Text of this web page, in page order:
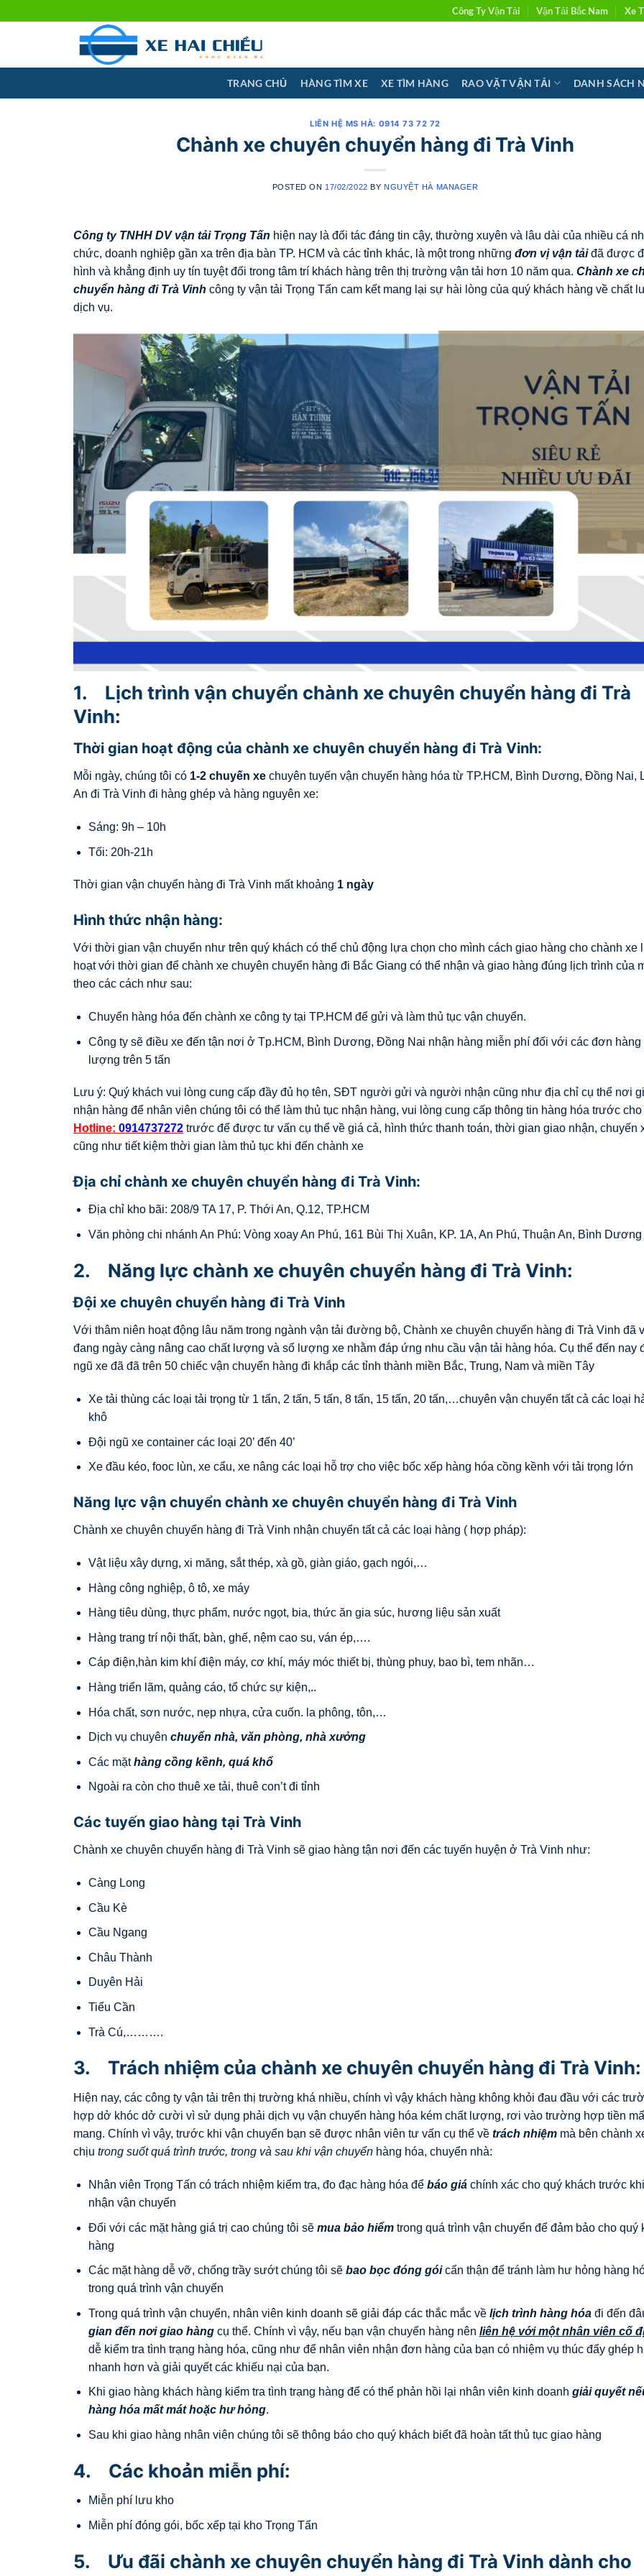
Công Ty Vận Tải Vận Tải Bắc Nam Xe
TRANG CHỦ HÀNG TÌM XE XE TÌM HÀNG RAO VẶT VẬN TẢI DANH SÁCH
LIÊN HỆ MS HÀ: 0914 73 72 72
Chành xe chuyên chuyển hàng đi Trà Vinh
POSTED ON 17/02/2022 BY NGUYỆT HÀ MANAGER
Công ty TNHH DV vận tải Trọng Tấn hiện nay là đối tác đáng tin cậy, thường xuyên và lâu dài của nhiều cá
chức, doanh nghiệp gần xa trên địa bàn TP. HCM và các tỉnh khác, là một trong những đơn vị vận tảiđã được
hình và khẳng định uy tín tuyệt đối trong tâm trí khách hàng trên thị trường vận tải hơn 10 năm qua. Chành xe
chuyển hàng đi Trà Vinh công ty vận tải Trọng Tấn cam kết mang lại sự hài lòng của quý khách hàng về chất
dịch vụ.
1. Lịch trình vận chuyển chành xe chuyên chuyển hàng đi Trà
Vinh:
Thời gian hoạt động của chành xe chuyên chuyển hàng đi Trà Vinh:
Mỗi ngày, chúng tôi có 1-2 chuyến xe chuyên tuyến vận chuyển hàng hóa từ TP.HCM, Bình Dương, Đồng Nai,
An đi Trà Vinh đi hàng ghép và hàng nguyên xe:
Sáng: 9h – 10h
Tối: 20h-21h
Thời gian vận chuyển hàng đi Trà Vinh mất khoảng 1 ngày
Hình thức nhận hàng:
Với thời gian vận chuyển như trên quý khách có thể chủ động lựa chọn cho mình cách giao hàng cho chành xe
hoạt với thời gian để chành xe chuyên chuyển hàng đi Bắc Giang có thể nhận và giao hàng đúng lịch trình của
theo các cách như sau:
Chuyển hàng hóa đến chành xe công ty tại TP.HCM để gửi và làm thủ tục vận chuyển.
Công ty sẽ điều xe đến tận nơi ở Tp.HCM, Bình Dương, Đồng Nai nhận hàng miễn phí đối với các đơn hàng
lượng trên 5 tấn
Lưu ý: Quý khách vui lòng cung cấp đầy đủ họ tên, SĐT người gửi và người nhận cũng như địa chỉ cụ thể nơi
nhận hàng để nhân viên chúng tôi có thể làm thủ tục nhận hàng, vui lòng cung cấp thông tin hàng hóa trước cho
Hotline: 0914737272 trước để được tư vấn cụ thể về giá cả, hình thức thanh toán, thời gian giao nhận, chuyến
cũng như tiết kiệm thời gian làm thủ tục khi đến chành xe
Địa chỉ chành xe chuyên chuyển hàng đi Trà Vinh:
Địa chỉ kho bãi: 208/9 TA 17, P. Thới An, Q.12, TP.HCM
Văn phòng chi nhánh An Phú: Vòng xoay An Phú, 161 Bùi Thị Xuân, KP. 1A, An Phú, Thuận An, Bình Dương
2. Năng lực chành xe chuyên chuyển hàng đi Trà Vinh:
Đội xe chuyên chuyển hàng đi Trà Vinh
Với thâm niên hoạt động lâu năm trong ngành vận tải đường bộ, Chành xe chuyên chuyển hàng đi Trà Vinh đã
đang ngày càng nâng cao chất lượng và số lượng xe nhằm đáp ứng nhu cầu vận tải hàng hóa. Cụ thể đến nay
ngũ xe đã đã trên 50 chiếc vận chuyển hàng đi khắp các tỉnh thành miền Bắc, Trung, Nam và miền Tây
Xe tải thùng các loại tải trọng từ 1 tấn, 2 tấn, 5 tấn, 8 tấn, 15 tấn, 20 tấn,…chuyên vận chuyển tất cả các loại
khô
Đội ngũ xe container các loại 20’ đến 40’
Xe đầu kéo, fooc lùn, xe cẩu, xe nâng các loại hỗ trợ cho việc bốc xếp hàng hóa cồng kềnh với tải trọng lớn
Năng lực vận chuyển chành xe chuyên chuyển hàng đi Trà Vinh
Chành xe chuyên chuyển hàng đi Trà Vinh nhận chuyển tất cả các loại hàng ( hợp pháp):
Vật liệu xây dựng, xi măng, sắt thép, xà gồ, giàn giáo, gạch ngói,…
Hàng công nghiệp, ô tô, xe máy
Hàng tiêu dùng, thực phẩm, nước ngọt, bia, thức ăn gia súc, hương liệu sản xuất
Hàng trang trí nội thất, bàn, ghế, nệm cao su, ván ép,….
Cáp điện,hàn kim khí điện máy, cơ khí, máy móc thiết bị, thùng phuy, bao bì, tem nhãn…
Hàng triển lãm, quảng cáo, tổ chức sự kiện,..
Hóa chất, sơn nước, nẹp nhựa, cửa cuốn. la phông, tôn,…
Dịch vụ chuyên chuyển nhà, văn phòng, nhà xưởng
Các mặthàng cồng kềnh, quá khổ
Ngoài ra còn cho thuê xe tải, thuê con’t đi tỉnh
Các tuyến giao hàng tại Trà Vinh
Chành xe chuyên chuyển hàng đi Trà Vinh sẽ giao hàng tận nơi đến các tuyến huyện ở Trà Vinh như:
Càng Long
Cầu Kè
Cầu Ngang
Châu Thành
Duyên Hải
Tiểu Cần
Trà Cú,……….
3. Trách nhiệm của chành xe chuyên chuyển hàng đi Trà Vinh:
Hiện nay, các công ty vận tải trên thị trường khá nhiều, chính vì vậy khách hàng không khỏi đau đầu với các
hợp dở khóc dở cười vì sử dụng phải dịch vụ vận chuyển hàng hóa kém chất lượng, rơi vào trường hợp tiền
mang. Chính vì vậy, trước khi vận chuyển bạn sẽ được nhân viên tư vấn cụ thể về trách nhiệm mà bên chành
chịu trong suốt quá trình trước, trong và sau khi vận chuyển hàng hóa, chuyển nhà:
Nhân viên Trọng Tấn có trách nhiệm kiểm tra, đo đạc hàng hóa để báo giáchính xác cho quý khách trước
nhận vận chuyển
Đối với các mặt hàng giá trị cao chúng tôi sẽ mua bảo hiểmtrong quá trình vận chuyển để đảm bảo cho quý
hàng
Các mặt hàng dễ vỡ, chống trầy sướt chúng tôi sẽ bao bọc đóng góicẩn thận để tránh làm hư hỏng hàng
trong quá trình vận chuyển
Trong quá trình vận chuyển, nhân viên kinh doanh sẽ giải đáp các thắc mắc về lịch trình hàng hóađi đến
gian đến nơi giao hàngcụ thể. Chính vì vậy, nếu bạn vận chuyển hàng nên liên hệ với một nhân viên cố
dễ kiểm tra tình trạng hàng hóa, cũng như để nhân viên nhận đơn hàng của bạn có nhiệm vụ thúc đẩy ghép
nhanh hơn và giải quyết các khiếu nại của bạn.
Khi giao hàng khách hàng kiểm tra tình trạng hàng để có thể phản hồi lại nhân viên kinh doanh giải quyết
hàng hóa mất mát hoặc hư hỏng.
Sau khi giao hàng nhân viên chúng tôi sẽ thông báo cho quý khách biết đã hoàn tất thủ tục giao hàng
4. Các khoản miễn phí:
Miễn phí lưu kho
Miễn phí đóng gói, bốc xếp tại kho Trọng Tấn
5. Ưu đãi chành xe chuyên chuyển hàng đi Trà Vinh dành cho